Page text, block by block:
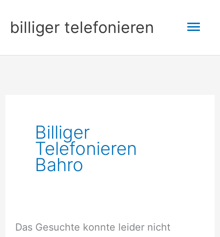
Inhalt
springen
billiger telefonieren
Billiger
Telefonieren
Bahro
Das Gesuchte konnte leider nicht